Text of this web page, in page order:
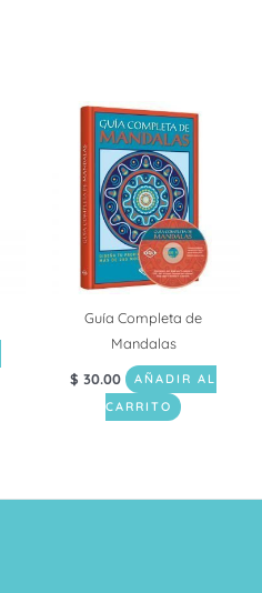
Guía Completa de
Mandalas
$ 30.00
AÑADIR AL
CARRITO